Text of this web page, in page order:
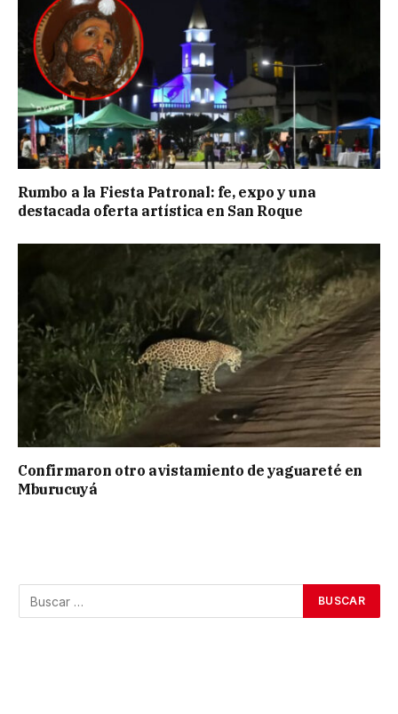
Rumbo a la Fiesta Patronal: fe, expo y una
destacada oferta artística en San Roque
Confirmaron otro avistamiento de yaguareté en
Mburucuyá